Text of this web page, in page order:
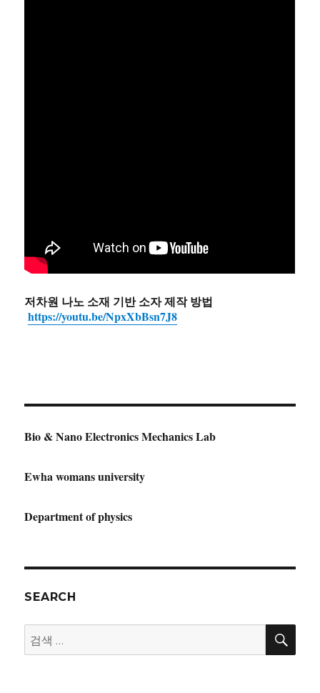
저차원 나노 소재 기반 소자 제작 방법
https://youtu.be/NpxXbBsn7J8
Bio & Nano Electronics Mechanics Lab
Ewha womans university
Department of physics
SEARCH
검
색:
검